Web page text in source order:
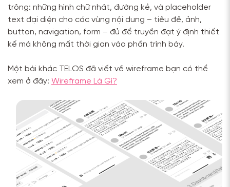
trông: những hình chữ nhật, đường kẻ, và placeholder
text đại diện cho các vùng nội dung – tiêu đề, ảnh,
button, navigation, form – đủ để truyền đạt ý định thiết
kế mà không mất thời gian vào phần trình bày.
Một bài khác TELOS đã viết về wireframe bạn có thể
xem ở đây: Wireframe Là Gì?